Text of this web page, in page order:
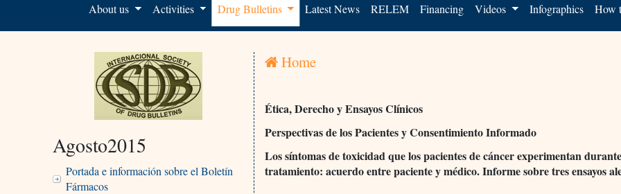
About us Activities Drug Bulletins Latest News RELEM Financing Videos Infographics How
Agosto2015
Portada e información sobre el Boletín
Fármacos
Home
Ética, Derecho y Ensayos Clínicos
Perspectivas de los Pacientes y Consentimiento Informado
Los síntomas de toxicidad que los pacientes de cáncer experimentan
tratamiento: acuerdo entre paciente y médico. Informe sobre tres ensayos